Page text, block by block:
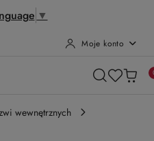
▼
Moje konto
wewnętrznych